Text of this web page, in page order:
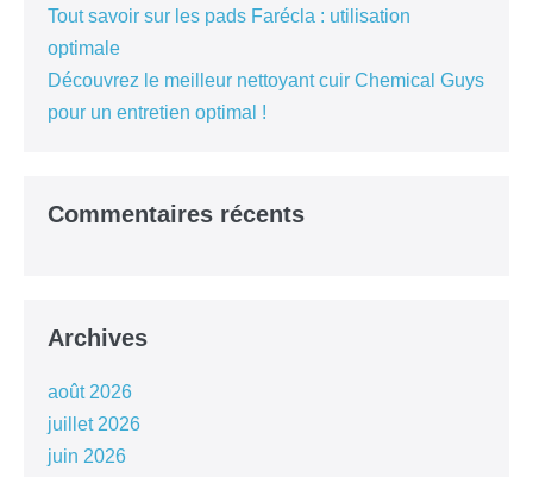
Tout savoir sur les pads Farécla : utilisation
optimale
Découvrez le meilleur nettoyant cuir Chemical Guys
pour un entretien optimal !
Commentaires récents
Archives
août 2026
juillet 2026
juin 2026